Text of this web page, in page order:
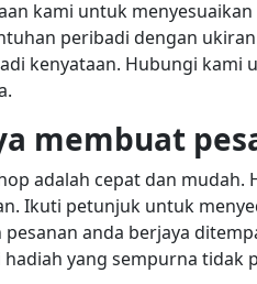
kami untuk
peribadi dengan
kenyataan. Hubungi
membuat
adalah cepat dan
Ikuti petunjuk untuk
anda berjaya
yang sempurna tidak